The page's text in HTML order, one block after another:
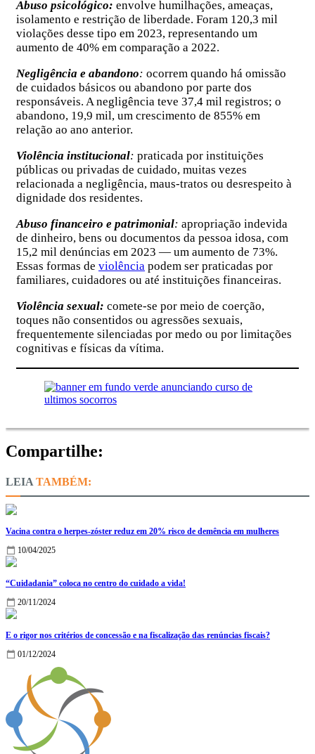
Abuso psicológico: envolve humilhações, ameaças,
isolamento e restrição de liberdade. Foram 120,3 mil
violações desse tipo em 2023, representando um
aumento de 40% em comparação a 2022.
Negligência e abandono: ocorrem quando há omissão
de cuidados básicos ou abandono por parte dos
responsáveis. A negligência teve 37,4 mil registros; o
abandono, 19,9 mil, um crescimento de 855% em
relação ao ano anterior.
Violência institucional: praticada por instituições
públicas ou privadas de cuidado, muitas vezes
relacionada a negligência, maus-tratos ou desrespeito à
dignidade dos residentes.
Abuso financeiro e patrimonial: apropriação indevida
de dinheiro, bens ou documentos da pessoa idosa, com
15,2 mil denúncias em 2023 — um aumento de 73%.
Essas formas de violência podem ser praticadas por
familiares, cuidadores ou até instituições financeiras.
Violência sexual: comete-se por meio de coerção,
toques não consentidos ou agressões sexuais,
frequentemente silenciadas por medo ou por limitações
cognitivas e físicas da vítima.
Compartilhe:
TAMBÉM:
Vacina contra o herpes-zóster reduz em 20% risco de demência em mulheres
10/04/2025
“Cuidadania” coloca no centro do cuidado a vida!
20/11/2024
E o rigor nos critérios de concessão e na fiscalização das renúncias fiscais?
01/12/2024